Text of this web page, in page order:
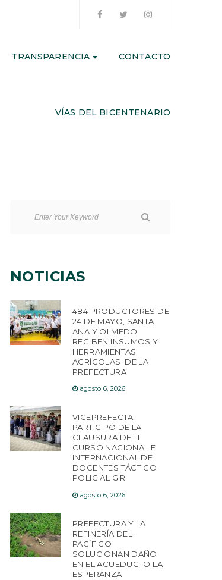
TRANSPARENCIA CONTACTO
VÍAS DEL BICENTENARIO
NOTICIAS
484 PRODUCTORES DE
24 DE MAYO, SANTA
ANA Y OLMEDO
RECIBEN INSUMOS Y
HERRAMIENTAS
AGRÍCOLAS DE LA
PREFECTURA
agosto 6, 2026
VICEPREFECTA
PARTICIPÓ DE LA
CLAUSURA DEL I
CURSO NACIONAL E
INTERNACIONAL DE
DOCENTES TÁCTICO
POLICIAL GIR
agosto 6, 2026
PREFECTURA Y LA
REFINERÍA DEL
PACÍFICO
SOLUCIONAN DAÑO
EN EL ACUEDUCTO LA
ESPERANZA